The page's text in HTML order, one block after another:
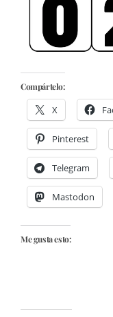
Compártelo:
X
Pinterest
Telegram
Mastodon
Me gusta esto: